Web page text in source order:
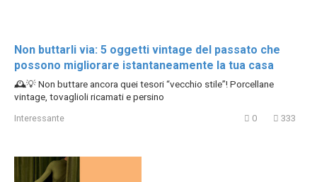
Non buttarli via: 5 oggetti vintage del passato che
possono migliorare istantaneamente la tua casa
🕰️💡 Non buttare ancora quei tesori “vecchio stile”! Porcellane
vintage, tovaglioli ricamati e persino
Interessante 0 333